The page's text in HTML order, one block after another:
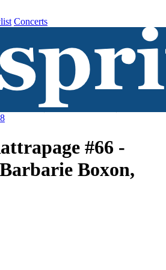
Concerts
#66 -
Boxon,